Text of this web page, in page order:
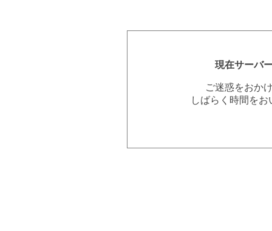
現在サーバ
ご迷惑をおか
しばらく時間を